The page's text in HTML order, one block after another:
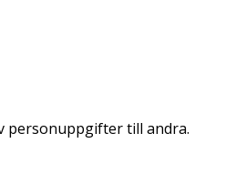
personuppgifter till andra.